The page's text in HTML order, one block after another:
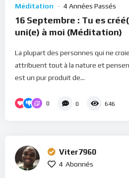
Méditation 4 Années Passés
16 Septembre : Tu es
uni(e) à moi (Méditation)
La plupart des personnes qui ne
attribuent tout à la nature et
est un pur produit de...
0 0 646
Viter7960
4 Abonnés